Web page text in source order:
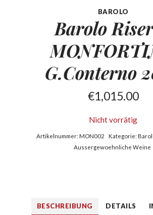
BAROLO
Barolo
G.Conterno
€1,015.00
Nicht vorrätig
Artikelnummer:MON002 Kategorie:
Aussergewoehnliche Weine
BESCHREIBUNG DETAILS